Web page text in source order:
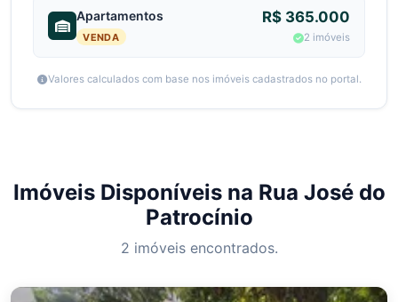
Apartamentos
VENDA
R$ 365.000
2 imóveis
Valores calculados com base nos imóveis cadastrados no portal.
Imóveis Disponíveis na Rua José do
Patrocínio
2 imóveis encontrados.